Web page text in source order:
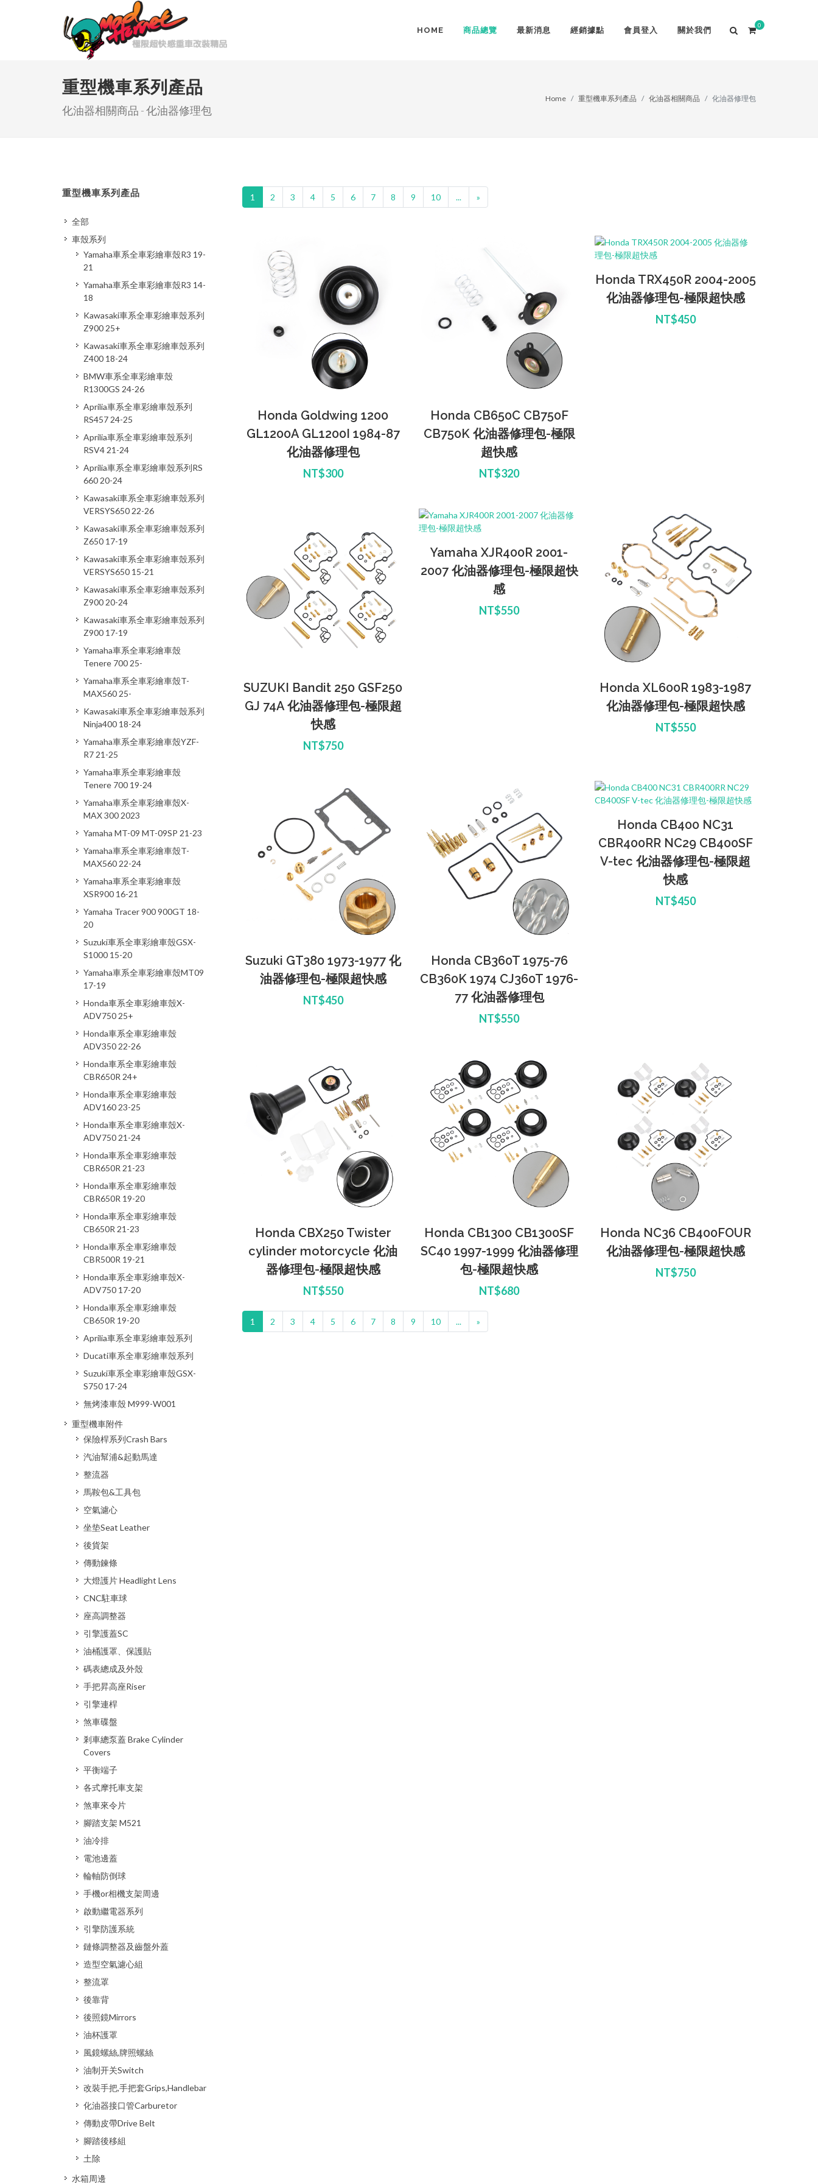
HOME 商品總覽 最新消息 經銷據點 會員登入 關於我們
0
重型機車系列產品
化油器相關商品 - 化油器修理包
Home 重型機車系列產品 化油器相關商品 化油器修理包
1 2 3 4 5 6 7 8 9 10 ... »
Honda Goldwing 1200
GL1200A GL1200I 1984-87
化油器修理包
NT$300
Honda CB650C CB750F
CB750K 化油器修理包-極限
超快感
NT$320
Honda TRX450R 2004-2005
化油器修理包-極限超快感
NT$450
SUZUKI Bandit 250 GSF250
GJ 74A 化油器修理包-極限超
快感
NT$750
Yamaha XJR400R 2001-
2007 化油器修理包-極限超快
感
NT$550
Honda XL600R 1983-1987
化油器修理包-極限超快感
NT$550
Suzuki GT380 1973-1977 化
油器修理包-極限超快感
NT$450
Honda CB360T 1975-76
CB360K 1974 CJ360T 1976-
77 化油器修理包
NT$550
Honda CB400 NC31
CBR400RR NC29 CB400SF
V-tec 化油器修理包-極限超
快感
NT$450
Honda CBX250 Twister
cylinder motorcycle 化油
器修理包-極限超快感
NT$550
Honda CB1300 CB1300SF
SC40 1997-1999 化油器修理
包-極限超快感
NT$680
Honda NC36 CB400FOUR
化油器修理包-極限超快感
NT$750
1 2 3 4 5 6 7 8 9 10 ... »
重型機車系列產品
全部
車殼系列
Yamaha車系全車彩繪車殼R3 19-
21
Yamaha車系全車彩繪車殼R3 14-
18
Kawasaki車系全車彩繪車殼系列
Z900 25+
Kawasaki車系全車彩繪車殼系列
Z400 18-24
BMW車系全車彩繪車殼
R1300GS 24-26
Aprilia車系全車彩繪車殼系列
RS457 24-25
Aprilia車系全車彩繪車殼系列
RSV4 21-24
Aprilia車系全車彩繪車殼系列RS
660 20-24
Kawasaki車系全車彩繪車殼系列
VERSYS650 22-26
Kawasaki車系全車彩繪車殼系列
Z650 17-19
Kawasaki車系全車彩繪車殼系列
VERSYS650 15-21
Kawasaki車系全車彩繪車殼系列
Z900 20-24
Kawasaki車系全車彩繪車殼系列
Z900 17-19
Yamaha車系全車彩繪車殼
Tenere 700 25-
Yamaha車系全車彩繪車殼T-
MAX560 25-
Kawasaki車系全車彩繪車殼系列
Ninja400 18-24
Yamaha車系全車彩繪車殼YZF-
R7 21-25
Yamaha車系全車彩繪車殼
Tenere 700 19-24
Yamaha車系全車彩繪車殼X-
MAX 300 2023
Yamaha MT-09 MT-09SP 21-23
Yamaha車系全車彩繪車殼T-
MAX560 22-24
Yamaha車系全車彩繪車殼
XSR900 16-21
Yamaha Tracer 900 900GT 18-
20
Suzuki車系全車彩繪車殼GSX-
S1000 15-20
Yamaha車系全車彩繪車殼MT09
17-19
Honda車系全車彩繪車殼X-
ADV750 25+
Honda車系全車彩繪車殼
ADV350 22-26
Honda車系全車彩繪車殼
CBR650R 24+
Honda車系全車彩繪車殼
ADV160 23-25
Honda車系全車彩繪車殼X-
ADV750 21-24
Honda車系全車彩繪車殼
CBR650R 21-23
Honda車系全車彩繪車殼
CBR650R 19-20
Honda車系全車彩繪車殼
CB650R 21-23
Honda車系全車彩繪車殼
CBR500R 19-21
Honda車系全車彩繪車殼X-
ADV750 17-20
Honda車系全車彩繪車殼
CB650R 19-20
Aprilia車系全車彩繪車殼系列
Ducati車系全車彩繪車殼系列
Suzuki車系全車彩繪車殼GSX-
S750 17-24
無烤漆車殼 M999-W001
重型機車附件
保險桿系列Crash Bars
汽油幫浦&起動馬達
整流器
馬鞍包&工具包
空氣濾心
坐垫Seat Leather
後貨架
傳動鍊條
大燈護片 Headlight Lens
CNC駐車球
座高調整器
引擎護蓋SC
油桶護罩、保護貼
碼表總成及外殼
手把昇高座Riser
引擎連桿
煞車碟盤
剎車總泵蓋 Brake Cylinder
Covers
平衡端子
各式摩托車支架
煞車來令片
腳踏支架 M521
油冷排
電池邊蓋
輪軸防倒球
手機or相機支架周邊
啟動繼電器系列
引擎防護系統
鏈條調整器及齒盤外蓋
造型空氣濾心組
整流罩
後靠背
後照鏡Mirrors
油杯護罩
風鏡螺絲,牌照螺絲
油制开关Switch
改裝手把,手把套Grips,Handlebar
化油器接口管Carburetor
傳動皮帶Drive Belt
腳踏後移組
土除
水箱周邊